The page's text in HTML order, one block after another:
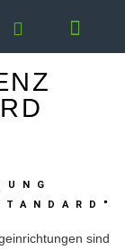
sind